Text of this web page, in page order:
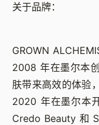
关于品牌：
GROWN
2008 年在墨尔本
肤带来高效的体验
2020 年在墨尔本
Credo Beauty 和